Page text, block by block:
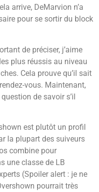
arrive, DeMarvion n’a
pour se sortir du block
de préciser, j’aime
plus réussis au niveau
Cela prouve qu’il sait
vous. Maintenant,
de savoir s’il
est plutôt un profil
la plupart des suiveurs
combine pour
une classe de LB
(Spoiler alert : je ne
pourrait très